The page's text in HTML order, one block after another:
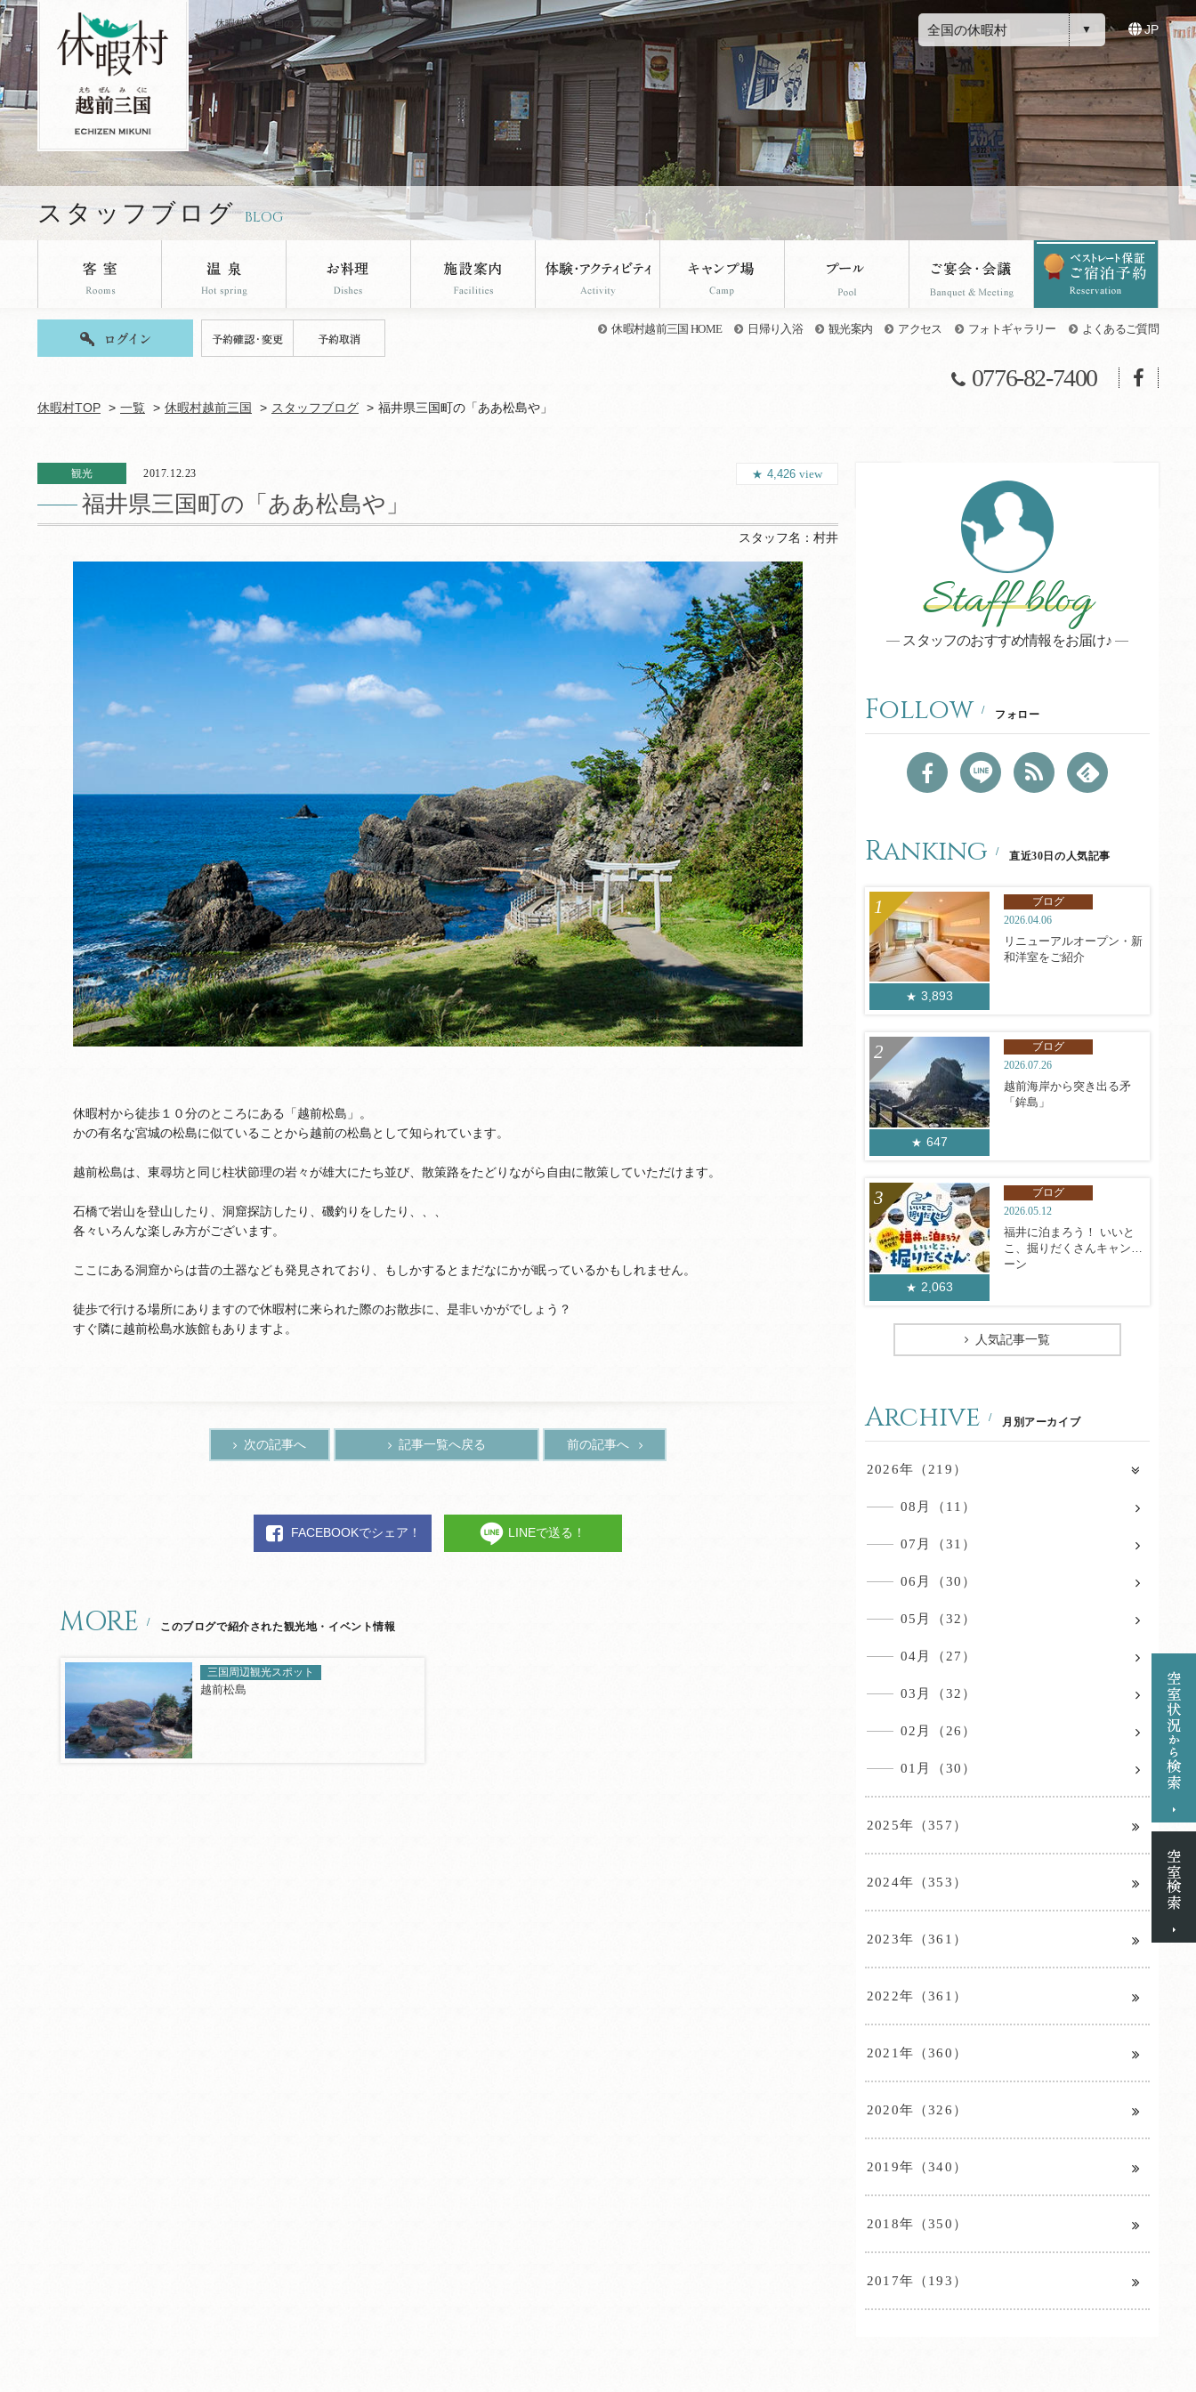
休暇村越前三国のブログページです。 全国の休暇村 JP
スタッフブログ BLOG
休暇村越前三国 HOME 日帰り入浴 観光案内 アクセス フォトギャラリー よくあるご質問
0776-82-7400
休暇村TOP 一覧 休暇村越前三国 スタッフブログ 福井県三国町の「ああ松島や」
観光 2017.12.23
福井県三国町の「ああ松島や」
4,426 view
スタッフ名： 村井
休暇村から徒歩１０分のところにある「越前松島」。
かの有名な宮城の松島に似ていることから越前の松島として知られています。
越前松島は、東尋坊と同じ柱状節理の岩々が雄大にたち並び、散策路をたどりながら自由に散策していただけます。
石橋で岩山を登山したり、洞窟探訪したり、磯釣りをしたり、、、
各々いろんな楽しみ方がございます。
ここにある洞窟からは昔の土器なども発見されており、もしかするとまだなにかが眠っているかもしれません。
徒歩で行ける場所にありますので休暇村に来られた際のお散歩に、是非いかがでしょう？
すぐ隣に越前松島水族館もありますよ。
次の記事へ 記事一覧へ戻る 前の記事へ
FACEBOOKでシェア！ LINEで送る！
MORE このブログで紹介された観光地・イベント情報
三国周辺観光スポット
越前松島
Staff blog
スタッフのおすすめ情報をお届け♪
Follow フォロー
Ranking 直近30日の人気記事
3,893
ブログ
2026.04.06
リニューアルオープン・新
和洋室をご紹介
647
ブログ
2026.07.26
越前海岸から突き出る矛
「鉾島」
2,063
ブログ
2026.05.12
福井に泊まろう！ いいと
こ、掘りだくさんキャンペ
ーン
人気記事一覧
Archive 月別アーカイブ
2026年（219）
08月（11）
07月（31）
06月（30）
05月（32）
04月（27）
03月（32）
02月（26）
01月（30）
2025年（357）
2024年（353）
2023年（361）
2022年（361）
2021年（360）
2020年（326）
2019年（340）
2018年（350）
2017年（193）